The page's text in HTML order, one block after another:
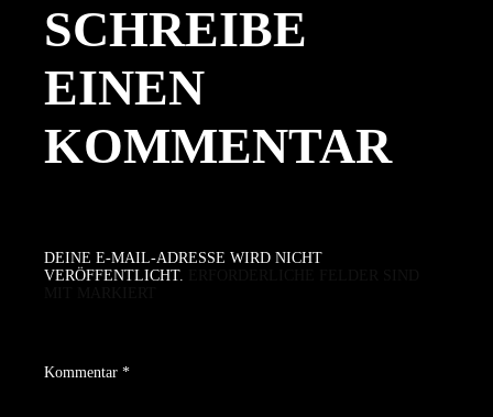
SCHREIBE
EINEN
KOMMENTAR
DEINE E-MAIL-ADRESSE WIRD NICHT
VERÖFFENTLICHT.
Kommentar *